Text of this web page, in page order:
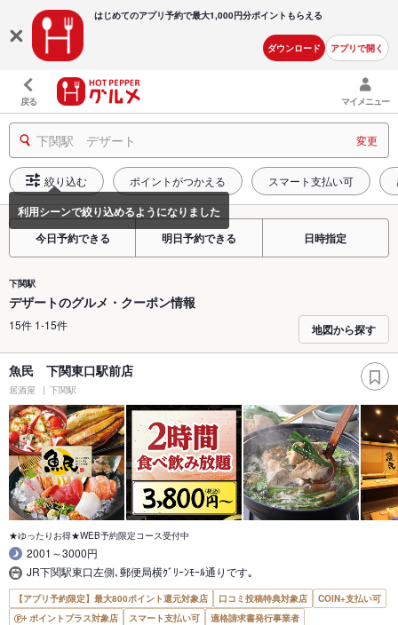
はじめてのアプリ予約で最大1,000円分ポイントもらえる
ダウンロード アプリで開く
戻る マイメニュー
下関駅 デザート 変更
絞り込む ポイントがつかえる スマート支払い可
今日予約できる 明日予約できる 日時指定
下関駅
デザートのグルメ・クーポン情報
15件 1-15件 地図から探す
魚民 下関東口駅前店
居酒屋 下関駅
★ゆったりお得★WEB予約限定コース受付中
2001～3000円
JR下関駅東口左側､郵便局横ｸﾞﾘｰﾝﾓｰﾙ通りです｡
【アプリ予約限定】最大800ポイント還元対象店 口コミ投稿特典対象店
COIN+支払い可
ポイントプラス対象店
スマート支払い可 適格請求書発行事業者